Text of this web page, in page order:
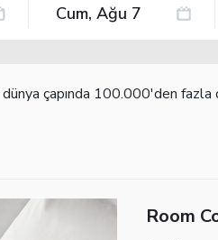
dünya çapında 100.000'den fazla
Room